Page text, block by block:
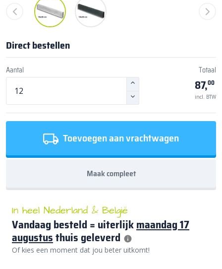
Direct bestellen
Aantal Totaal
87,00
incl. BTW
Toevoegen aan vrachtwagen
Maak compleet
In heel Nederland & België
Vandaag besteld = uiterlijkmaandag 17
augustusthuis geleverd
Of kies een moment dat jou beter uitkomt!